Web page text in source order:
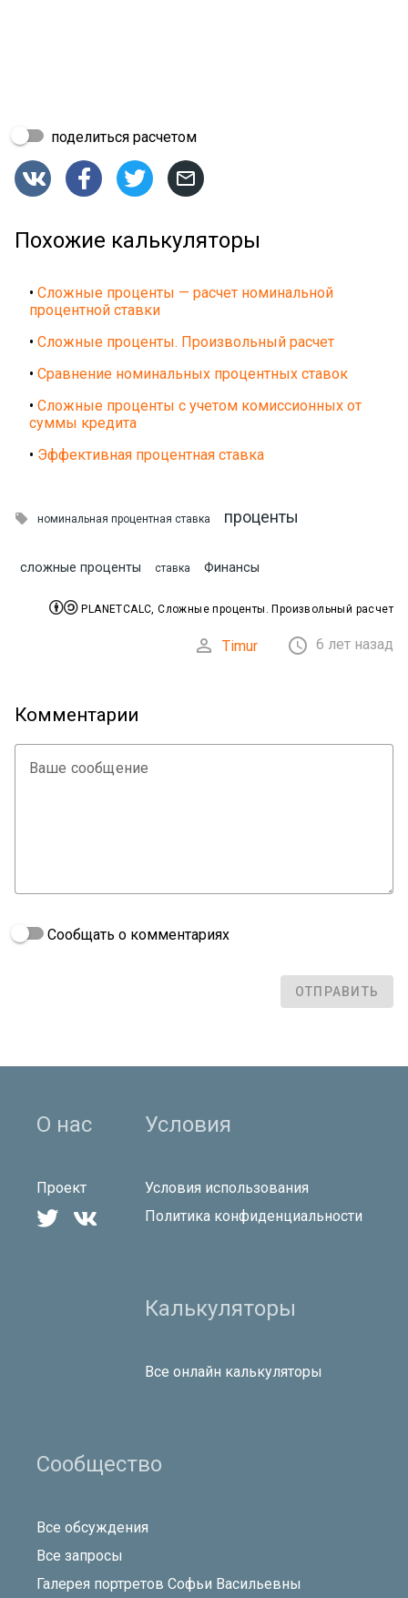
поделиться расчетом
   
Похожие калькуляторы
• Сложные проценты — расчет номинальной
процентной ставки
• Сложные проценты. Произвольный расчет
• Сравнение номинальных процентных ставок
• Сложные проценты с учетом комиссионных от
суммы кредита
• Эффективная процентная ставка
 номинальная процентная ставка проценты
сложные проценты ставка Финансы
 PLANETCALC, Сложные проценты. Произвольный расчет
 Timur  6 лет назад
Комментарии
Ваше сообщение
Сообщать о комментариях
ОТПРАВИТЬ
О нас
Проект
 
Условия
Условия использования
Политика конфиденциальности
Калькуляторы
Все онлайн калькуляторы
Сообщество
Все обсуждения
Все запросы
Галерея портретов Софьи Васильевны